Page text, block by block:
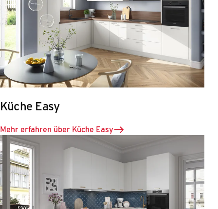
Küche Easy
Mehr erfahren über Küche Easy